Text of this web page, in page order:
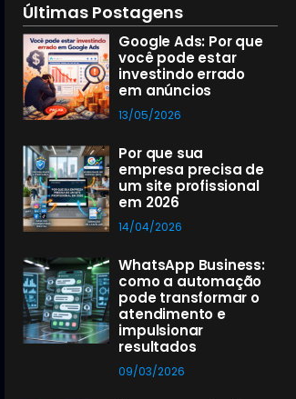
Últimas Postagens
Google Ads: Por que
você pode estar
investindo errado
em anúncios
13/05/2026
Por que sua
empresa precisa de
um site profissional
em 2026
14/04/2026
WhatsApp Business:
como a automação
pode transformar o
atendimento e
impulsionar
resultados
09/03/2026